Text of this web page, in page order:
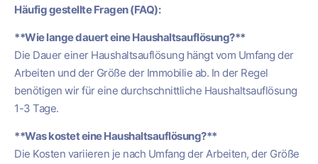
Häufig gestellte Fragen (FAQ):
**Wie lange dauert eine Haushaltsauflösung?**
Die Dauer einer Haushaltsauflösung hängt vom Umfang der
Arbeiten und der Größe der Immobilie ab. In der Regel
benötigen wir für eine durchschnittliche Haushaltsauflösung
1-3 Tage.
**Was kostet eine Haushaltsauflösung?**
Die Kosten variieren je nach Umfang der Arbeiten, der Größe